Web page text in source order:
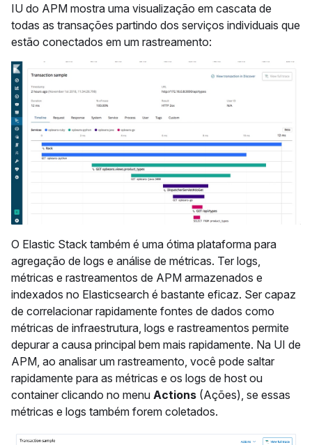
IU do APM mostra uma visualização em cascata de
todas as transações partindo dos serviços individuais que
estão conectados em um rastreamento:
O Elastic Stack também é uma ótima plataforma para
agregação de logs e análise de métricas. Ter logs,
métricas e rastreamentos de APM armazenados e
indexados no Elasticsearch é bastante eficaz. Ser capaz
de correlacionar rapidamente fontes de dados como
métricas de infraestrutura, logs e rastreamentos permite
depurar a causa principal bem mais rapidamente. Na UI de
APM, ao analisar um rastreamento, você pode saltar
rapidamente para as métricas e os logs de host ou
container clicando no menu Actions (Ações), se essas
métricas e logs também forem coletados.